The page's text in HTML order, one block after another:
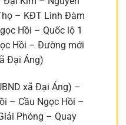
– KĐT Linh Đàm
Hồi – Quốc lộ 1
Hồi – Đường mới
Đại Áng)
xã Đại Áng) –
– Cầu Ngọc Hồi –
Phóng – Quay